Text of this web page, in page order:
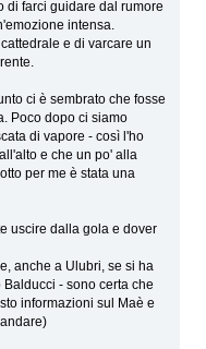
di farci guidare dal rumore
intensa.
e di varcare un
ci è sembrato che fosse
Poco dopo ci siamo
di vapore - così l'ho
e che un po' alla
per me è stata una
uscire dalla gola e dover
anche a Ulubri, se si ha
- sono certa che
informazioni sul Maè e